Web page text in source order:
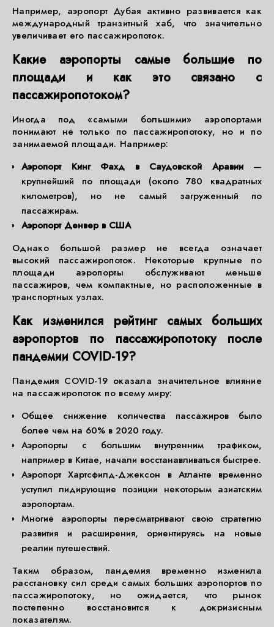
Например, аэропорт Дубая активно развивается как
международный транзитный хаб, что значительно
увеличивает его пассажиропоток.
Какие аэропорты самые большие по
площади и как это связано с
пассажиропотоком?
Иногда под «самыми большими» аэропортами
понимают не только по пассажиропотоку, но и по
занимаемой площади. Например:
Аэропорт Кинг Фахд в Саудовской Аравии—
крупнейший по площади (около 780 квадратных
километров), но не самый загруженный по
пассажирам.
Аэропорт Денвер в США
Однако большой размер не всегда означает
высокий пассажиропоток. Некоторые крупные по
площади аэропорты обслуживают меньше
пассажиров, чем компактные, но расположенные в
транспортных узлах.
Как изменился рейтинг самых больших
аэропортов по пассажиропотоку после
пандемии COVID-19?
Пандемия COVID-19 оказала значительное влияние
на пассажиропоток по всему миру:
Общее снижение количества пассажиров было
более чем на 60% в 2020 году.
Аэропорты с большим внутренним трафиком,
например в Китае, начали восстанавливаться быстрее.
Аэропорт Хартсфилд-Джексон в Атланте временно
уступил лидирующие позиции некоторым азиатским
аэропортам.
Многие аэропорты пересматривают свою стратегию
развития и расширения, ориентируясь на новые
реалии путешествий.
Таким образом, пандемия временно изменила
расстановку сил среди самых больших аэропортов по
пассажиропотоку, но ожидается, что рынок
постепенно восстановится к докризисным
показателям.